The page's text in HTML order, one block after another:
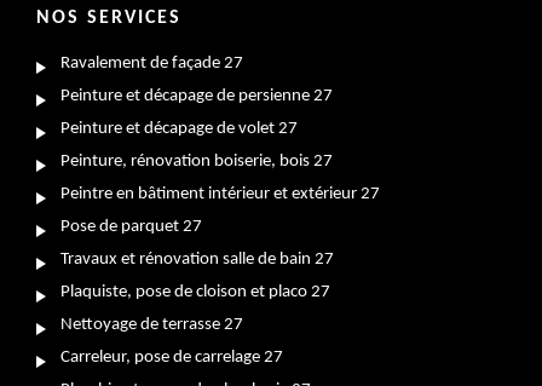
NOS SERVICES
Ravalement de façade 27
Peinture et décapage de persienne 27
Peinture et décapage de volet 27
Peinture, rénovation boiserie, bois 27
Peintre en bâtiment intérieur et extérieur 27
Pose de parquet 27
Travaux et rénovation salle de bain 27
Plaquiste, pose de cloison et placo 27
Nettoyage de terrasse 27
Carreleur, pose de carrelage 27